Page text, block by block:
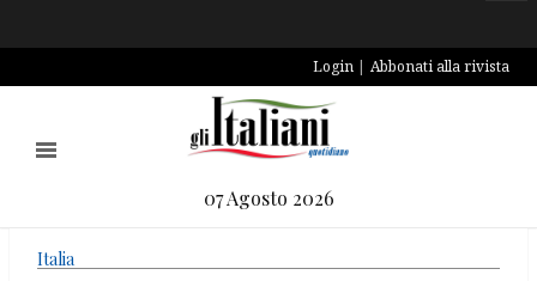
Login Abbonati alla rivista
07 Agosto 2026
Italia